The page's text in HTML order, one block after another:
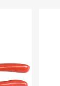
bitte